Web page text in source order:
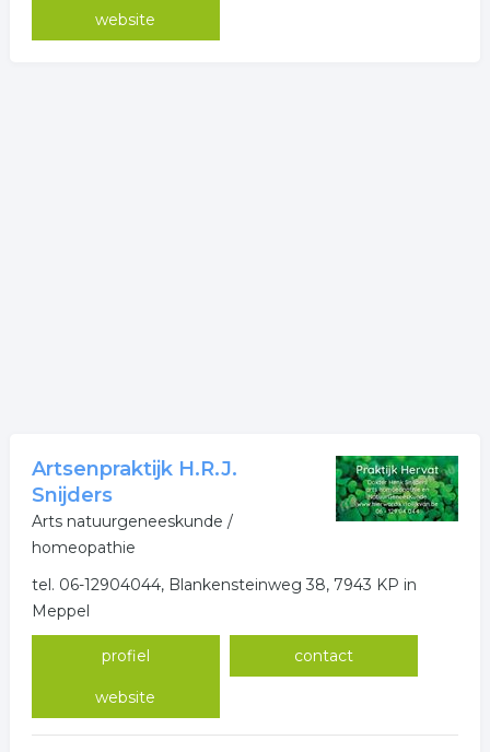
website
Artsenpraktijk H.R.J.
Snijders
Arts natuurgeneeskunde /
homeopathie
tel. 06-12904044, Blankensteinweg 38, 7943 KP in
Meppel
profiel contact
website